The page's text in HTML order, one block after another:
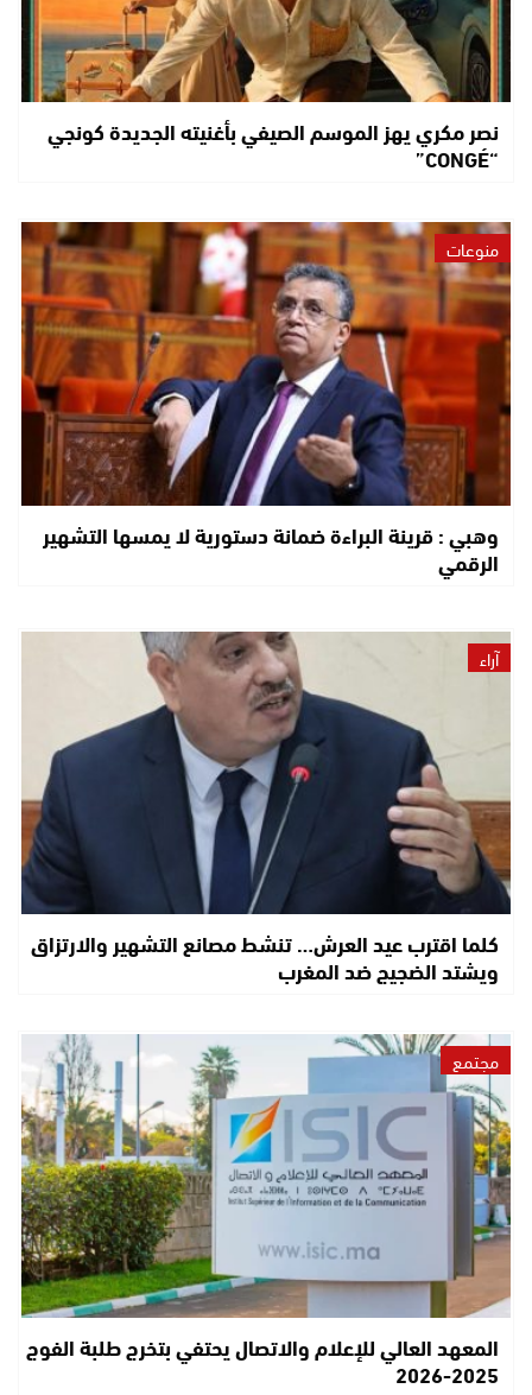
نصر مكري يهز الموسم الصيفي بأغنيته الجديدة كونجي
“CONGÉ”
منوعات
وهبي : قرينة البراءة ضمانة دستورية لا يمسها التشهير
الرقمي
آراء
كلما اقترب عيد العرش… تنشط مصانع التشهير والارتزاق
ويشتد الضجيج ضد المغرب
مجتمع
المعهد العالي للإعلام والاتصال يحتفي بتخرج طلبة الفوج
2025-2026